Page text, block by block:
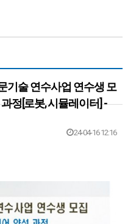
기술 연수사업 연수생 모
정[로봇, 시뮬레이터] -
24-04-16 12:16